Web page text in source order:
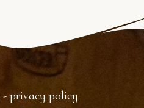
- privacy policy